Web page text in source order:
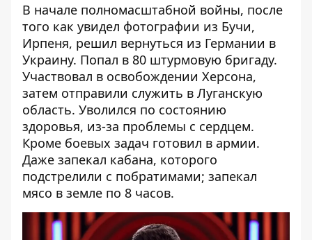
В начале полномасштабной войны, после
того как увидел фотографии из Бучи,
Ирпеня, решил вернуться из Германии в
Украину. Попал в 80 штурмовую бригаду.
Участвовал в освобождении Херсона,
затем отправили служить в Луганскую
область. Уволился по состоянию
здоровья, из-за проблемы с сердцем.
Кроме боевых задач готовил в армии.
Даже запекал кабана, которого
подстрелили с побратимами; запекал
мясо в земле по 8 часов.